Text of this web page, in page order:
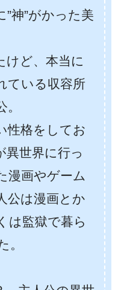
”神”がかった美
けど、本当に
ている収容所
性格をしてお
異世界に行っ
漫画やゲーム
公は漫画とか
は監獄で暮ら
。